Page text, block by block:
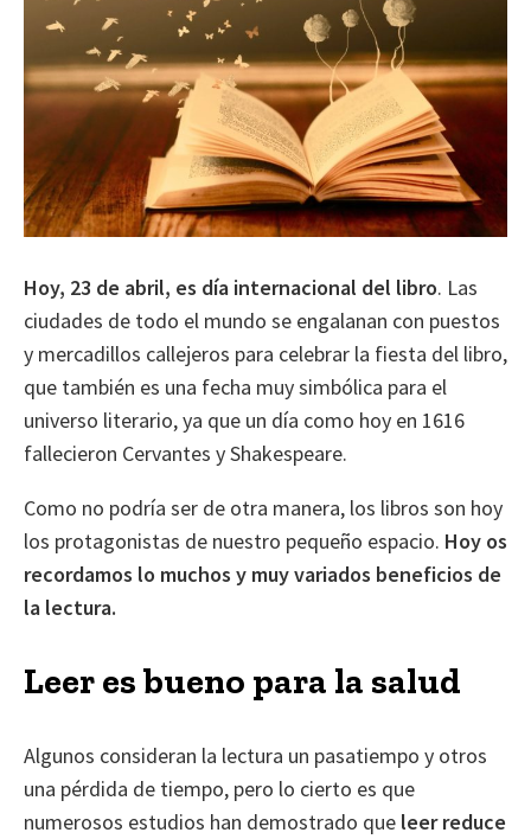
Hoy, 23 de abril, es día internacional del libro. Las
ciudades de todo el mundo se engalanan con puestos
y mercadillos callejeros para celebrar la fiesta del libro,
que también es una fecha muy simbólica para el
universo literario, ya que un día como hoy en 1616
fallecieron Cervantes y Shakespeare.
Como no podría ser de otra manera, los libros son hoy
los protagonistas de nuestro pequeño espacio. Hoy os
recordamos lo muchos y muy variados beneficios de
la lectura.
Leer es bueno para la salud
Algunos consideran la lectura un pasatiempo y otros
una pérdida de tiempo, pero lo cierto es que
numerosos estudios han demostrado que leer reduce